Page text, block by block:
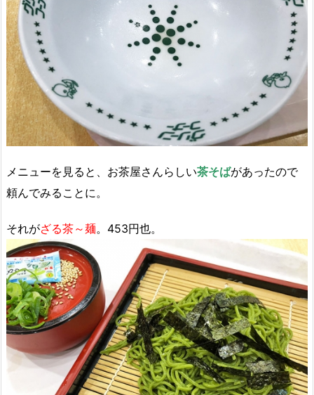
メニューを見ると、お茶屋さんらしい茶そばがあったので
頼んでみることに。
それがざる茶～麺。453円也。